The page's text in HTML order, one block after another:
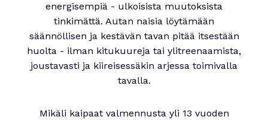
energisempiä - ulkoisista muutoksista
tinkimättä. Autan naisia löytämään
säännöllisen ja kestävän tavan pitää itsestään
huolta - ilman kitukuureja tai ylitreenaamista,
joustavasti ja kiireisessäkin arjessa toimivalla
tavalla.
Mikäli kaipaat valmennusta yli 13 vuoden